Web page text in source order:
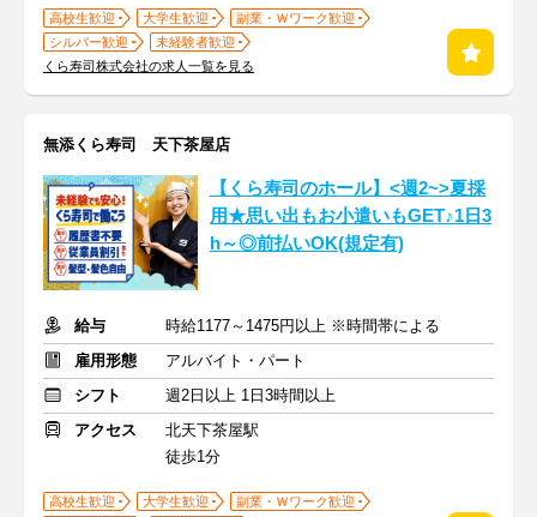
高校生歓迎 大学生歓迎
副業・Ｗワーク歓迎
シルバー歓迎
未経験者歓迎
くら寿司株式会社の求人一覧を見る
無添くら寿司 天下茶屋店
【くら寿司のホール】<週2~>夏採
用★思い出もお小遣いもGET♪1日3
h～◎前払いOK(規定有)
給与
時給1177～1475円以上 ※時間帯による
雇用形態
アルバイト・パート
シフト
週2日以上 1日3時間以上
アクセス
北天下茶屋駅
徒歩1分
高校生歓迎 大学生歓迎
副業・Ｗワーク歓迎